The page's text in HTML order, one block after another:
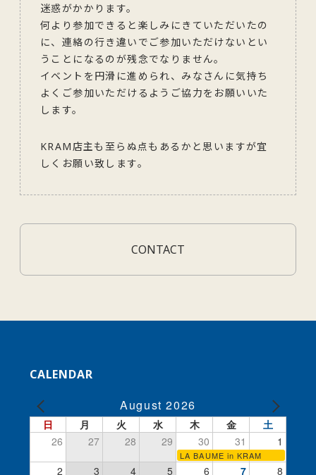
迷惑がかかります。
何より参加できると楽しみにきていただいたの
に、連絡の行き違いでご参加いただけないとい
うことになるのが残念でなりません。
イベントを円滑に進められ、みなさんに気持ち
よくご参加いただけるようご協力をお願いいた
します。
KRAM店主も至らぬ点もあるかと思いますが宜
しくお願い致します。
CONTACT
CALENDAR
August 2026
日 月 火 水 木 金
土
26
27 28 29 30 31 1
LA BAUME in KRAM
2 3 4 5 6 7 8